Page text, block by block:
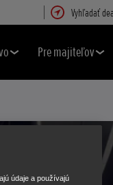
Vyhľadať
Pre majiteľov
údaje a používajú